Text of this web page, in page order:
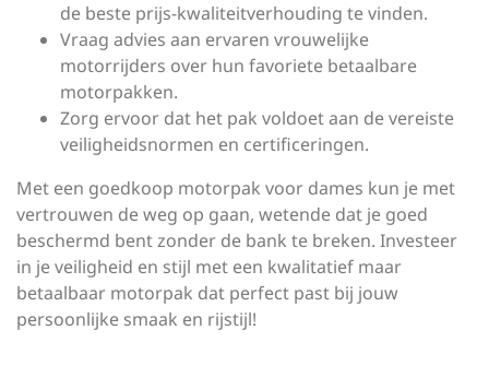
de beste prijs-kwaliteitverhouding te vinden.
Vraag advies aan ervaren vrouwelijke
motorrijders over hun favoriete betaalbare
motorpakken.
Zorg ervoor dat het pak voldoet aan de vereiste
veiligheidsnormen en certificeringen.
Met een goedkoop motorpak voor dames kun je met
vertrouwen de weg op gaan, wetende dat je goed
beschermd bent zonder de bank te breken. Investeer
in je veiligheid en stijl met een kwalitatief maar
betaalbaar motorpak dat perfect past bij jouw
persoonlijke smaak en rijstijl!